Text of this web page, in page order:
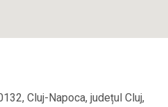
Cluj-Napoca, județul Cluj,